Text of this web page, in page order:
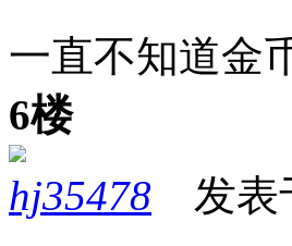
一直不知道金
6楼
hj35478 发表